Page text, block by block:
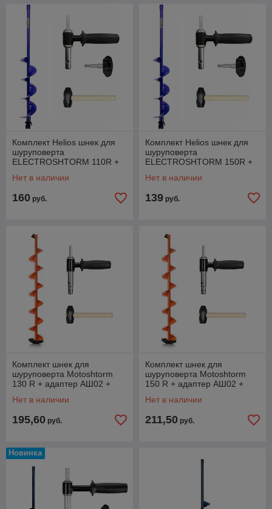
Комплект Helios шнек для
шуруповерта
ELECTROSHTORM 110R +
молоточек
Нет в наличии
160 руб.
Комплект Helios шнек для
шуруповерта
ELECTROSHTORM 150R +
молоточек
Нет в наличии
139 руб.
Комплект шнек для
шуруповерта Motoshtorm
130 R + адаптер АШ02 +
Нет в наличии
195,60 руб.
Комплект шнек для
шуруповерта Motoshtorm
150 R + адаптер АШ02 +
Нет в наличии
211,50 руб.
Новинка